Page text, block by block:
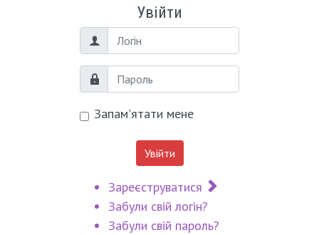
Увійти
Логін
Пароль
Запам'ятати мене
Увійти
Зареєструватися
Забули свій логін?
Забули свій пароль?